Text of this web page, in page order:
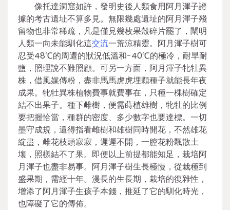
像托達洞窟如許，發明史後人類食用阿月渾子證
據的考古遺址不算多見。無限幾處遺址的阿月渾子殘
留物也非常稀疏，凡是僅見幾枚果殼碎片罷了，闡明
人類一向未能馴化這交流一荒涼精靈。阿月渾子樹可
忍受48℃的周遭的狀況低溫和-40℃的極冷，耐旱耐
鹽，照理說不難照顧。可另一方面，阿月渾子牝牡異
株，借風媒傳粉，盡非馬馬虎虎埋顆種子就能長年夜
成果。牝牡異株植物費事就費事在，只種一棵樹確定
結不出果子。種下雌樹，便需蒔植雄樹，牝牡的比例
要把握恰當，種群的密度、多少數字也要達標。一切
墨守成規，還得指看雌樹和雄樹同時開花，不然雄花
綻盡，雌花枝頭寂寂，遲遲不開，一腔花粉飄散土
壤，照樣結不了果。即便以上前提都能知足，栽培阿
月渾子也盡非易事。阿月渾子樹生長極慢，從栽種到
盛果期，需經十年。漫長的生長期，栽培的復雜性，
增添了阿月渾子生孩子本錢，推延了它的馴化時光，
也障礙了它的傳佈。